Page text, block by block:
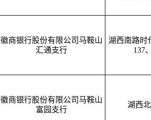
徽商银行股份有限公司马鞍山
汇通支行
湖西南路时
137
徽商银行股份有限公司马鞍山
富园支行
湖西